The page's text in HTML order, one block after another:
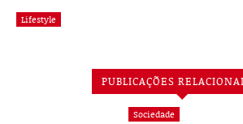
Lifestyle
PUBLICAÇÕES
Sociedade